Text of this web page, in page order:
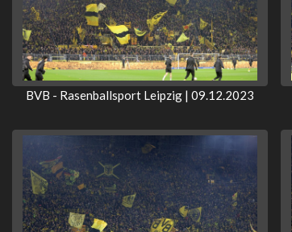
BVB - Rasenballsport Leipzig | 09.12.2023